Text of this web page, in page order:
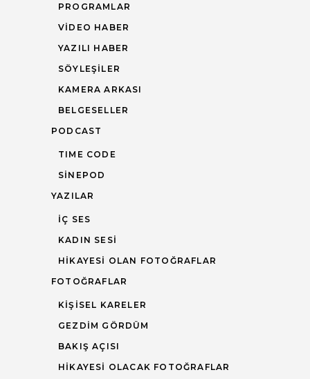
PROGRAMLAR
VIDEO HABER
YAZILI HABER
SÖYLEŞILER
KAMERA ARKASI
BELGESELLER
PODCAST
TIME CODE
SINEPOD
YAZILAR
İÇ SES
KADIN SESI
HIKAYESI OLAN FOTOĞRAFLAR
FOTOĞRAFLAR
KIŞISEL KARELER
GEZDIM GÖRDÜM
BAKIŞ AÇISI
HIKAYESI OLACAK FOTOĞRAFLAR